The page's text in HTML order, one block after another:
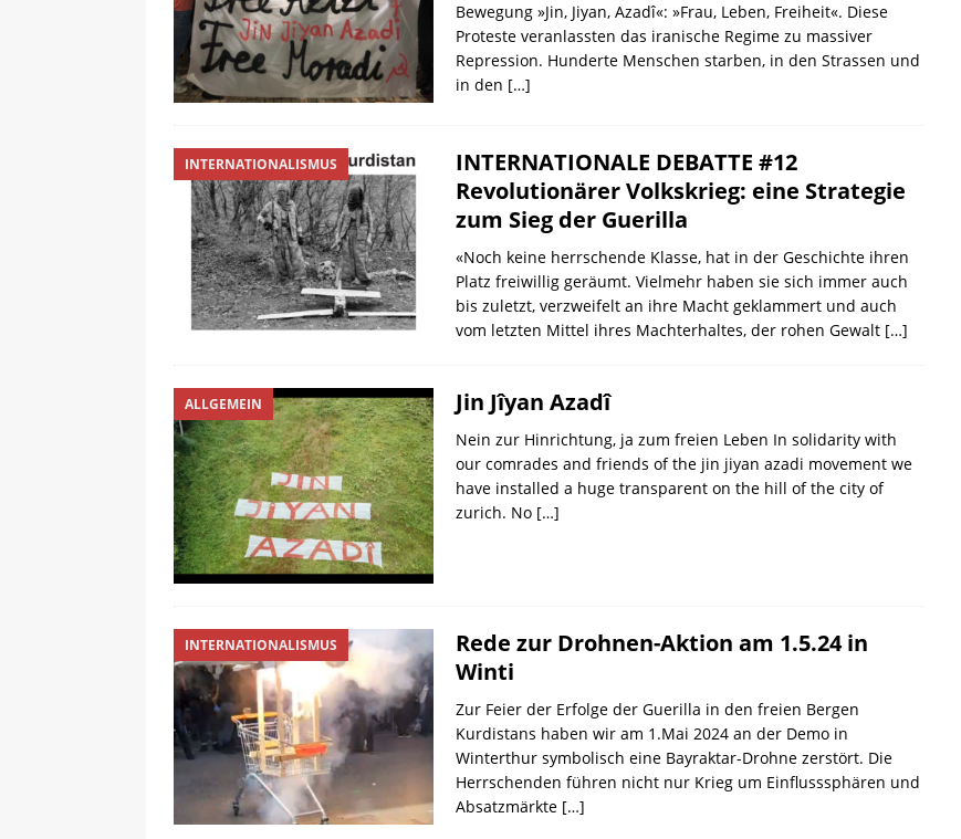
Bewegung »Jin, Jiyan, Azadî«: »Frau, Leben, Freiheit«. Diese
Proteste veranlassten das iranische Regime zu massiver
Repression. Hunderte Menschen starben, in den Strassen und
in den […]
INTERNATIONALISMUS
INTERNATIONALE DEBATTE #12
Revolutionärer Volkskrieg: eine Strategie
zum Sieg der Guerilla
«Noch keine herrschende Klasse, hat in der Geschichte ihren
Platz freiwillig geräumt. Vielmehr haben sie sich immer auch
bis zuletzt, verzweifelt an ihre Macht geklammert und auch
vom letzten Mittel ihres Machterhaltes, der rohen Gewalt […]
ALLGEMEIN Jin Jîyan Azadî
Nein zur Hinrichtung, ja zum freien Leben In solidarity with
our comrades and friends of the jin jiyan azadi movement we
have installed a huge transparent on the hill of the city of
zurich. No […]
INTERNATIONALISMUS
Rede zur Drohnen-Aktion am 1.5.24 in
Winti
Zur Feier der Erfolge der Guerilla in den freien Bergen
Kurdistans haben wir am 1.Mai 2024 an der Demo in
Winterthur symbolisch eine Bayraktar-Drohne zerstört. Die
Herrschenden führen nicht nur Krieg um Einflusssphären und
Absatzmärkte […]